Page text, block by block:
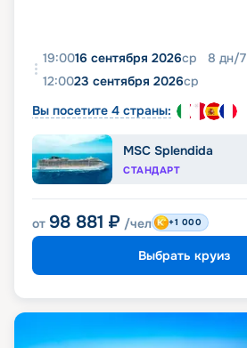
19:0016 сентября 2026ср 8 дн/7
12:0023 сентября 2026ср
Вы посетите 4 страны:
MSC Splendida
СТАНДАРТ
от 98 881 ₽ /чел +1 000
Выбрать круиз